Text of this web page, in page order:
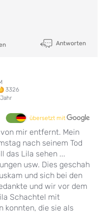
Antworten
3326
übersetzt mit
mir entfernt. Mein
nach seinem Tod
das Lila sehen ...
usw. Dies geschah
und sich bei den
und wir vor dem
Schachtel mit
konnten, die sie als